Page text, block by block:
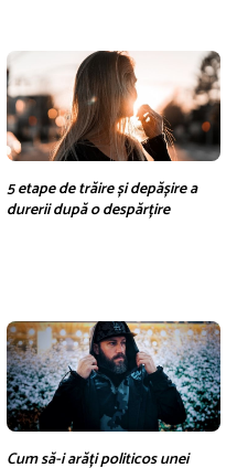
5 etape de trăire și depășire a
durerii după o despărțire
Cum să-i arăți politicos unei